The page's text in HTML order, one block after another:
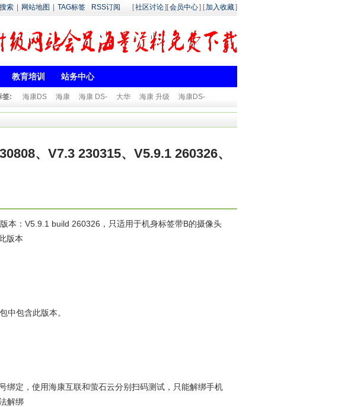
索 网站地图 TAG标签 RSS订阅 [社区讨论][会员中心] [加入收藏]
教育培训 站务中心
签: 海康DS 海康 海康 DS- 大华 海康 升级 海康DS-
、V7.3 230315、V5.9.1 260326、
本：V5.9.1 build 260326，只适用于机身标签带B的摄像头
版本
中包含此版本。
绑定，使用海康互联和萤石云分别扫码测试，只能解绑手机
解绑